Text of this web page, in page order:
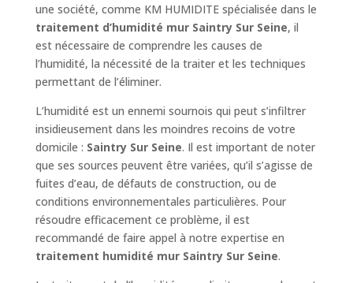
une société, comme KM HUMIDITE spécialisée dans le
traitement d’humidité mur Saintry Sur Seine, il
est nécessaire de comprendre les causes de
l’humidité, la nécessité de la traiter et les techniques
permettant de l’éliminer.
L’humidité est un ennemi sournois qui peut s’infiltrer
insidieusement dans les moindres recoins de votre
domicile : Saintry Sur Seine. Il est important de noter
que ses sources peuvent être variées, qu’il s’agisse de
fuites d’eau, de défauts de construction, ou de
conditions environnementales particulières. Pour
résoudre efficacement ce problème, il est
recommandé de faire appel à notre expertise en
traitement humidité mur Saintry Sur Seine.